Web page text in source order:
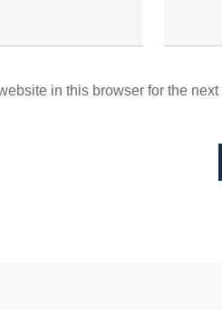
in this browser for the next